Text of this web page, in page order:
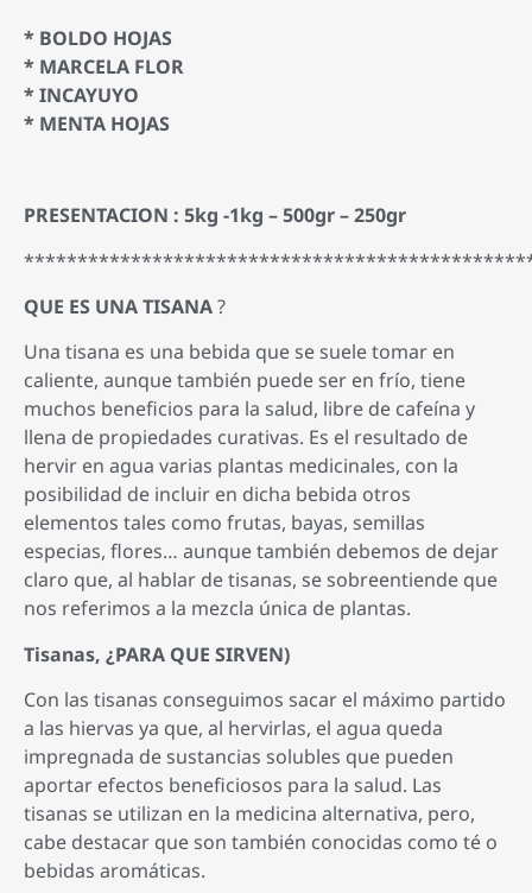
* BOLDO HOJAS
* MARCELA FLOR
* INCAYUYO
* MENTA HOJAS
PRESENTACION : 5kg -1kg – 500gr – 250gr
QUE ES UNA TISANA?
Una tisana es una bebida que se suele tomar en
caliente, aunque también puede ser en frío, tiene
muchos beneficios para la salud, libre de cafeína y
llena de propiedades curativas. Es el resultado de
hervir en agua varias plantas medicinales, con la
posibilidad de incluir en dicha bebida otros
elementos tales como frutas, bayas, semillas
especias, flores… aunque también debemos de dejar
claro que, al hablar de tisanas, se sobreentiende que
nos referimos a la mezcla única de plantas.
Tisanas, ¿PARA QUE SIRVEN)
Con las tisanas conseguimos sacar el máximo partido
a las hiervas ya que, al hervirlas, el agua queda
impregnada de sustancias solubles que pueden
aportar efectos beneficiosos para la salud. Las
tisanas se utilizan en la medicina alternativa, pero,
cabe destacar que son también conocidas como té o
bebidas aromáticas.